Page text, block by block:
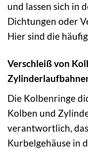
und lassen sich in
Dichtungen oder
Hier sind die
Verschleiß von
Die Kolbenringe
Kolben und
verantwortlich,
Kurbelgehäuse in